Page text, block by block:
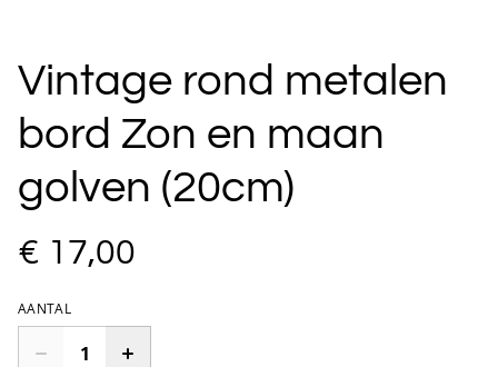
Vintage rond metalen
bord Zon en maan
golven (20cm)
€ 17,00
AANTAL